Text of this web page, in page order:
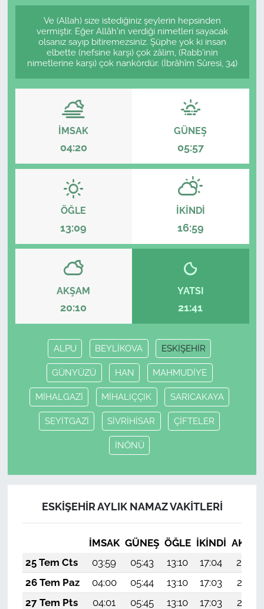
Ve (Allah) size istediğiniz şeylerin hepsinden
vermiştir. Eğer Allâh'ın verdiği nimetleri sayacak
olsanız sayıp bitiremezsiniz. Şüphe yok ki insan
elbette (nefsine karşı) çok zâlim, (Rabb'inin
nimetlerine karşı) çok nankördür. (İbrâhîm Sûresi, 34)
İMSAK
04:20
GÜNEŞ
05:57
ÖĞLE
13:09
İKINDI
16:59
AKŞAM
20:10
YATSI
21:41
ALPU BEYLİKOVA ESKİŞEHİR
GÜNYÜZÜ HAN MAHMUDİYE
MİHALGAZİ MİHALIÇÇIK SARICAKAYA
SEYİTGAZİ SİVRİHİSAR ÇİFTELER
İNÖNÜ
ESKİŞEHİR AYLIK NAMAZ VAKITLERI
İMSAK GÜNEŞ ÖĞLE İKINDI
25 Tem Cts
03:59 05:43 13:10 17:04
20:26
26 Tem Paz
04:00 05:44 13:10 17:03
20:25
27 Tem Pts
04:01 05:45 13:10 17:03
20:24